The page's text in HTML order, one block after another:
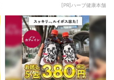
[PR]ハーブ健康本舗